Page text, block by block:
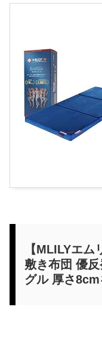
【MLILYエ
敷き布団 優
グル 厚さ